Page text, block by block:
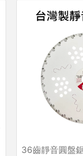
36齒靜音圓盤